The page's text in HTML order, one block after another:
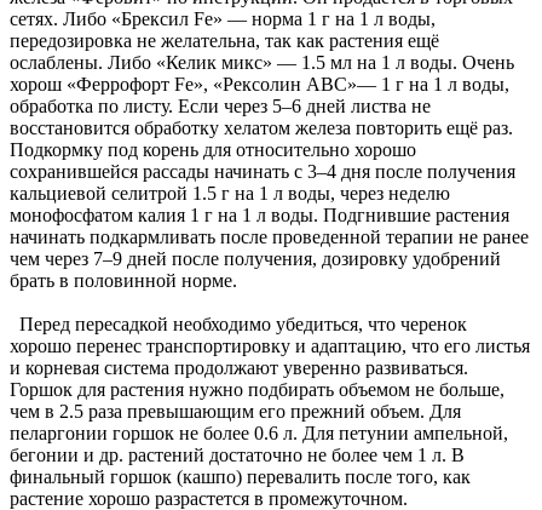
сетях. Либо «Брексил Fе» — норма 1 г на 1 л воды,
передозировка не желательна, так как растения ещё
ослаблены. Либо «Келик микс» — 1.5 мл на 1 л воды. Очень
хорош «Феррофорт Fe», «Рексолин АВС»— 1 г на 1 л воды,
обработка по листу. Если через 5–6 дней листва не
восстановится обработку хелатом железа повторить ещё раз.
Подкормку под корень для относительно хорошо
сохранившейся рассады начинать с 3–4 дня после получения
кальциевой селитрой 1.5 г на 1 л воды, через неделю
монофосфатом калия 1 г на 1 л воды. Подгнившие растения
начинать подкармливать после проведенной терапии не ранее
чем через 7–9 дней после получения, дозировку удобрений
брать в половинной норме.
Перед пересадкой необходимо убедиться, что черенок
хорошо перенес транспортировку и адаптацию, что его листья
и корневая система продолжают уверенно развиваться.
Горшок для растения нужно подбирать объемом не больше,
чем в 2.5 раза превышающим его прежний объем. Для
пеларгонии горшок не более 0.6 л. Для петунии ампельной,
бегонии и др. растений достаточно не более чем 1 л. В
финальный горшок (кашпо) перевалить после того, как
растение хорошо разрастется в промежуточном.